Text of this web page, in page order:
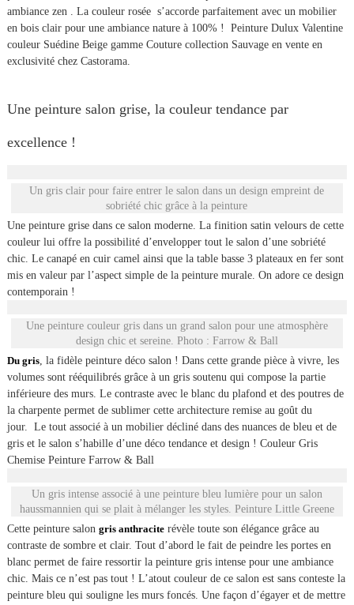
ambiance zen . La couleur rosée s’accorde parfaitement avec un mobilier
en bois clair pour une ambiance nature à 100% ! Peinture Dulux Valentine
couleur Suédine Beige gamme Couture collection Sauvage en vente en
exclusivité chez Castorama.
Une peinture salon grise, la couleur tendance par
excellence !
Un gris clair pour faire entrer le salon dans un design empreint de
sobriété chic grâce à la peinture
Une peinture grise dans ce salon moderne. La finition satin velours de cette
couleur lui offre la possibilité d’envelopper tout le salon d’une sobriété
chic. Le canapé en cuir camel ainsi que la table basse 3 plateaux en fer sont
mis en valeur par l’aspect simple de la peinture murale. On adore ce design
contemporain !
Une peinture couleur gris dans un grand salon pour une atmosphère
design chic et sereine. Photo : Farrow & Ball
Du gris, la fidèle peinture déco salon ! Dans cette grande pièce à vivre, les
volumes sont rééquilibrés grâce à un gris soutenu qui compose la partie
inférieure des murs. Le contraste avec le blanc du plafond et des poutres de
la charpente permet de sublimer cette architecture remise au goût du
jour. Le tout associé à un mobilier décliné dans des nuances de bleu et de
gris et le salon s’habille d’une déco tendance et design ! Couleur Gris
Chemise Peinture Farrow & Ball
Un gris intense associé à une peinture bleu lumière pour un salon
haussmannien qui se plait à mélanger les styles. Peinture Little Greene
Cette peinture salon gris anthracite révèle toute son élégance grâce au
contraste de sombre et clair. Tout d’abord le fait de peindre les portes en
blanc permet de faire ressortir la peinture gris intense pour une ambiance
chic. Mais ce n’est pas tout ! L’atout couleur de ce salon est sans conteste la
peinture bleu qui souligne les murs foncés. Une façon d’égayer et de mettre